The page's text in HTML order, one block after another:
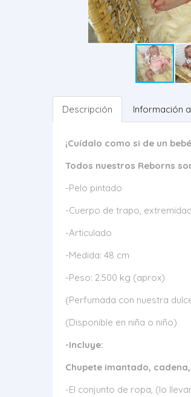
Descripción Información
¡Cuídalo como si de un
Todos nuestros Reborns
-Pelo pintado
-Cuerpo de trapo,
-Articulado
-Medida: 48 cm
-Peso: 2.500 kg (aprox)
{Perfumada con nuestra
(Disponible en niña o niño)
-Incluye:
Chupete imantado,
-El conjunto de ropa, (lo